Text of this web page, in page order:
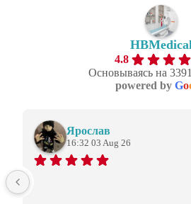
HBMedical
4.8
Основываясь на
powered by Go
Ярослав
16:32 03 Aug 26